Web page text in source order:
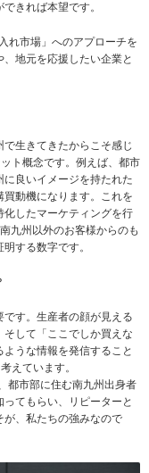
きれば本望です。
れ市場」へのアプローチを
地元を応援したい企業と
で生きてきたからこそ感じ
ト概念です。例えば、都市
良いイメージを持たれた
動機になります。これを
したマーケティングを行
九州以外のお客様からのも
する数字です。
です。生産者の顔が見える
して「ここでしか買えな
うな情報を発信すること
えています。
都市部に住む南九州出身者
てもらい、リピーターと
、私たちの強みなので